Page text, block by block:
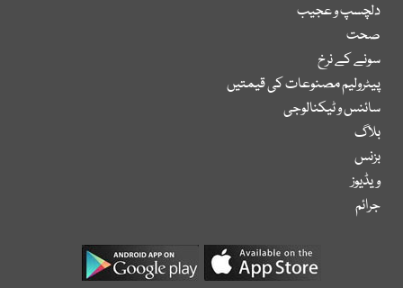
دلچسپ و عجیب
صحت
سونے کے نرخ
پیٹرولیم مصنوعات کی قیمتیں
سائنس و ٹیکنالوجی
بلاگ
بزنس
ویڈیوز
جرائم